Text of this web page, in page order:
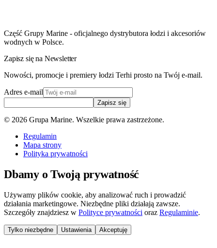
Część Grupy Marine - oficjalnego dystrybutora łodzi i akcesoriów
wodnych w Polsce.
Zapisz się na Newsletter
Nowości, promocje i premiery łodzi Terhi prosto na Twój e-mail.
Adres e-mail
Zapisz się
© 2026 Grupa Marine. Wszelkie prawa zastrzeżone.
Regulamin
Mapa strony
Polityka prywatności
Dbamy o Twoją prywatność
Używamy plików cookie, aby analizować ruch i prowadzić
działania marketingowe. Niezbędne pliki działają zawsze.
Szczegóły znajdziesz w Polityce prywatności oraz Regulaminie.
Tylko niezbędne Ustawienia Akceptuję